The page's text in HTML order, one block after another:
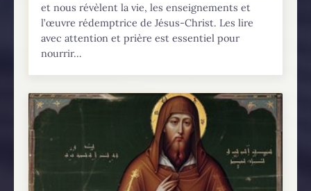
et nous révèlent la vie, les enseignements et
l’œuvre rédemptrice de Jésus-Christ. Les lire
avec attention et prière est essentiel pour
nourrir...